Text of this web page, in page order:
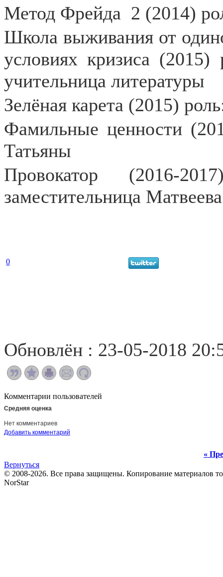
Метод Фрейда 2 (2014)
Школа выживания от
условиях кризиса
учительница литературы
Зелёная карета (2015)
Фамильные ценности
Татьяны
Провокатор (2016-
заместительница Матвеева
0
Обновлён : 23-05-2018
Комментарии пользователей
Средняя оценка
Нет комментариев
Добавить комментарий
«
Вернуться
© 2008-2026. Все права защищены. Копирование материалов
NorStar